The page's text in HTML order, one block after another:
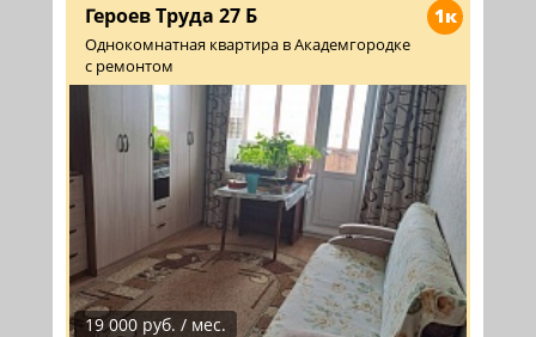
1к
Героев Труда 27 Б
Однокомнатная квартира в Академгородке
с ремонтом
19 000 руб. / мес.